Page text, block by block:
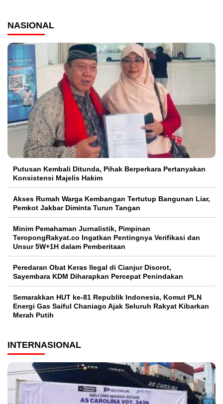
NASIONAL
Putusan Kembali Ditunda, Pihak Berperkara Pertanyakan
Konsistensi Majelis Hakim
Akses Rumah Warga Kembangan Tertutup Bangunan Liar,
Pemkot Jakbar Diminta Turun Tangan
Minim Pemahaman Jurnalistik, Pimpinan
TeropongRakyat.co Ingatkan Pentingnya Verifikasi dan
Unsur 5W+1H dalam Pemberitaan
Peredaran Obat Keras Ilegal di Cianjur Disorot,
Sayembara KDM Diharapkan Percepat Penindakan
Semarakkan HUT ke-81 Republik Indonesia, Komut PLN
Energi Gas Saiful Chaniago Ajak Seluruh Rakyat Kibarkan
Merah Putih
INTERNASIONAL